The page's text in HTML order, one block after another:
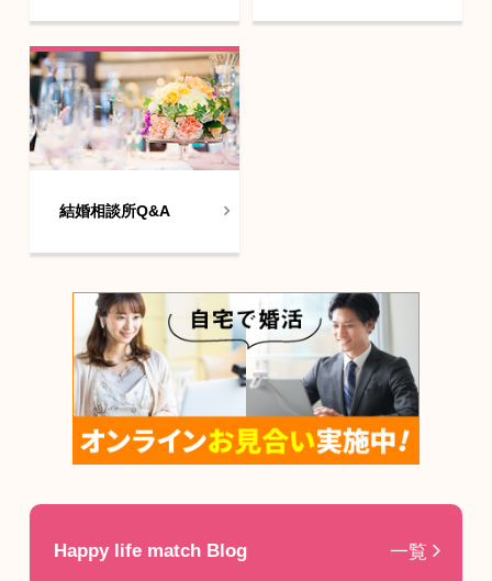
結婚相談所Q&A
Happy life match Blog 一覧